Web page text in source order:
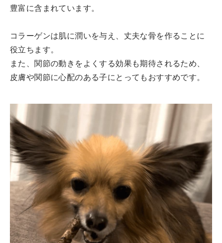
豊富に含まれています。
コラーゲンは肌に潤いを与え、丈夫な骨を作ることに
役立ちます。
また、関節の動きをよくする効果も期待されるため、
皮膚や関節に心配のある子にとってもおすすめです。